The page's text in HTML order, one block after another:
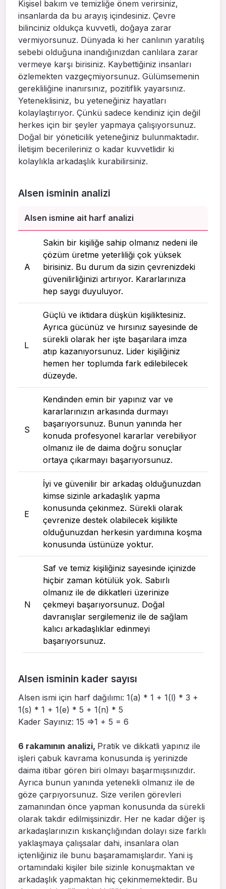
Kişisel bakım ve temizliğe önem verirsiniz,
insanlarda da bu arayış içindesiniz. Çevre
bilinciniz oldukça kuvvetli, doğaya zarar
vermiyorsunuz. Dünyada ki her canlının yaratılış
sebebi olduğuna inandığınızdan canlılara zarar
vermeye karşı birisiniz. Kaybettiğiniz insanları
özlemekten vazgeçmiyorsunuz. Gülümsemenin
gerekliliğine inanırsınız, pozitiflik yayarsınız.
Yeteneklisiniz, bu yeteneğiniz hayatları
kolaylaştırıyor. Çünkü sadece kendiniz için değil
herkes için bir şeyler yapmaya çalışıyorsunuz.
Doğal bir yöneticilik yeteneğiniz bulunmaktadır.
İletişim becerileriniz o kadar kuvvetlidir ki
kolaylıkla arkadaşlık kurabilirsiniz.
Alsen isminin analizi
Alsen ismine ait harf analizi
A
Sakin bir kişiliğe sahip olmanız nedeni ile
çözüm üretme yeterliliği çok yüksek
birisiniz. Bu durum da sizin çevrenizdeki
güvenilirliğinizi artırıyor. Kararlarınıza
hep saygı duyuluyor.
L
Güçlü ve iktidara düşkün kişiliktesiniz.
Ayrıca gücünüz ve hırsınız sayesinde de
sürekli olarak her işte başarılara imza
atıp kazanıyorsunuz. Lider kişiliğiniz
hemen her toplumda fark edilebilecek
düzeyde.
S
Kendinden emin bir yapınız var ve
kararlarınızın arkasında durmayı
başarıyorsunuz. Bunun yanında her
konuda profesyonel kararlar verebiliyor
olmanız ile de daima doğru sonuçlar
ortaya çıkarmayı başarıyorsunuz.
E
İyi ve güvenilir bir arkadaş olduğunuzdan
kimse sizinle arkadaşlık yapma
konusunda çekinmez. Sürekli olarak
çevrenize destek olabilecek kişilikte
olduğunuzdan herkesin yardımına koşma
konusunda üstünüze yoktur.
N
Saf ve temiz kişiliğiniz sayesinde içinizde
hiçbir zaman kötülük yok. Sabırlı
olmanız ile de dikkatleri üzerinize
çekmeyi başarıyorsunuz. Doğal
davranışlar sergilemeniz ile de sağlam
kalıcı arkadaşlıklar edinmeyi
başarıyorsunuz.
Alsen isminin kader sayısı
Alsen ismi için harf dağılımı: 1(a) * 1 + 1(l) * 3 +
1(s) * 1 + 1(e) * 5 + 1(n) * 5
Kader Sayınız: 15 =>1 + 5 = 6
6 rakamının analizi, Pratik ve dikkatli yapınız ile
işleri çabuk kavrama konusunda iş yerinizde
daima itibar gören biri olmayı başarmışsınızdır.
Ayrıca bunun yanında yetenekli olmanız ile de
göze çarpıyorsunuz. Size verilen görevleri
zamanından önce yapman konusunda da sürekli
olarak takdir edilmişsinizdir. Her ne kadar diğer iş
arkadaşlarınızın kıskançlığından dolayı size farklı
yaklaşmaya çalışsalar dahi, insanlara olan
içtenliğiniz ile bunu başaramamışlardır. Yani iş
ortamındaki kişiler bile sizinle konuşmaktan ve
arkadaşlık yapmaktan hiç çekinmemektedir. Bu